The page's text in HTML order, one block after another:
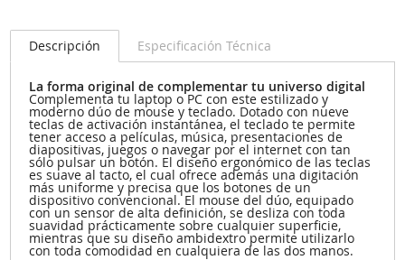
Descripción Especificación Técnica
La forma original de complementar tu universo digital
Complementa tu laptop o PC con este estilizado y
moderno dúo de mouse y teclado. Dotado con nueve
teclas de activación instantánea, el teclado te permite
tener acceso a películas, música, presentaciones de
diapositivas, juegos o navegar por el internet con tan
sólo pulsar un botón. El diseño ergonómico de las teclas
es suave al tacto, el cual ofrece además una digitación
más uniforme y precisa que los botones de un
dispositivo convencional. El mouse del dúo, equipado
con un sensor de alta definición, se desliza con toda
suavidad prácticamente sobre cualquier superficie,
mientras que su diseño ambidextro permite utilizarlo
con toda comodidad en cualquiera de las dos manos.